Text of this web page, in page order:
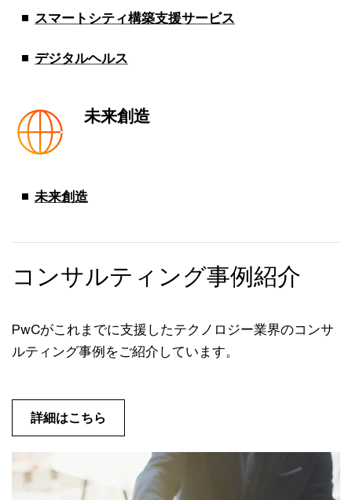
スマートシティ構築支援サービス
デジタルヘルス
未来創造
未来創造
コンサルティング事例紹介
PwCがこれまでに支援したテクノロジー業界のコンサ
ルティング事例をご紹介しています。
詳細はこちら